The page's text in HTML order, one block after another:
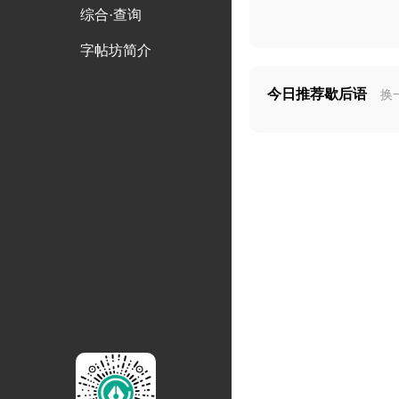
综合·查询
字帖坊简介
今日推荐歇后语 换